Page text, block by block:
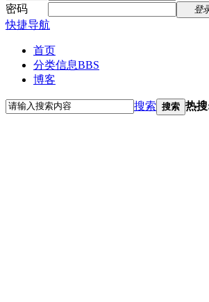
密码
登
快捷导航
首页
分类信息BBS
博客
搜索 搜索 热